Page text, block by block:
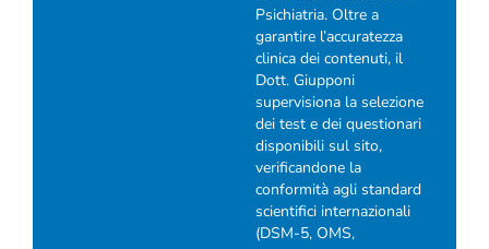
Psichiatria. Oltre a
garantire l’accuratezza
clinica dei contenuti, il
Dott. Giupponi
supervisiona la selezione
dei test e dei questionari
disponibili sul sito,
verificandone la
conformità agli standard
scientifici internazionali
(DSM-5, OMS,